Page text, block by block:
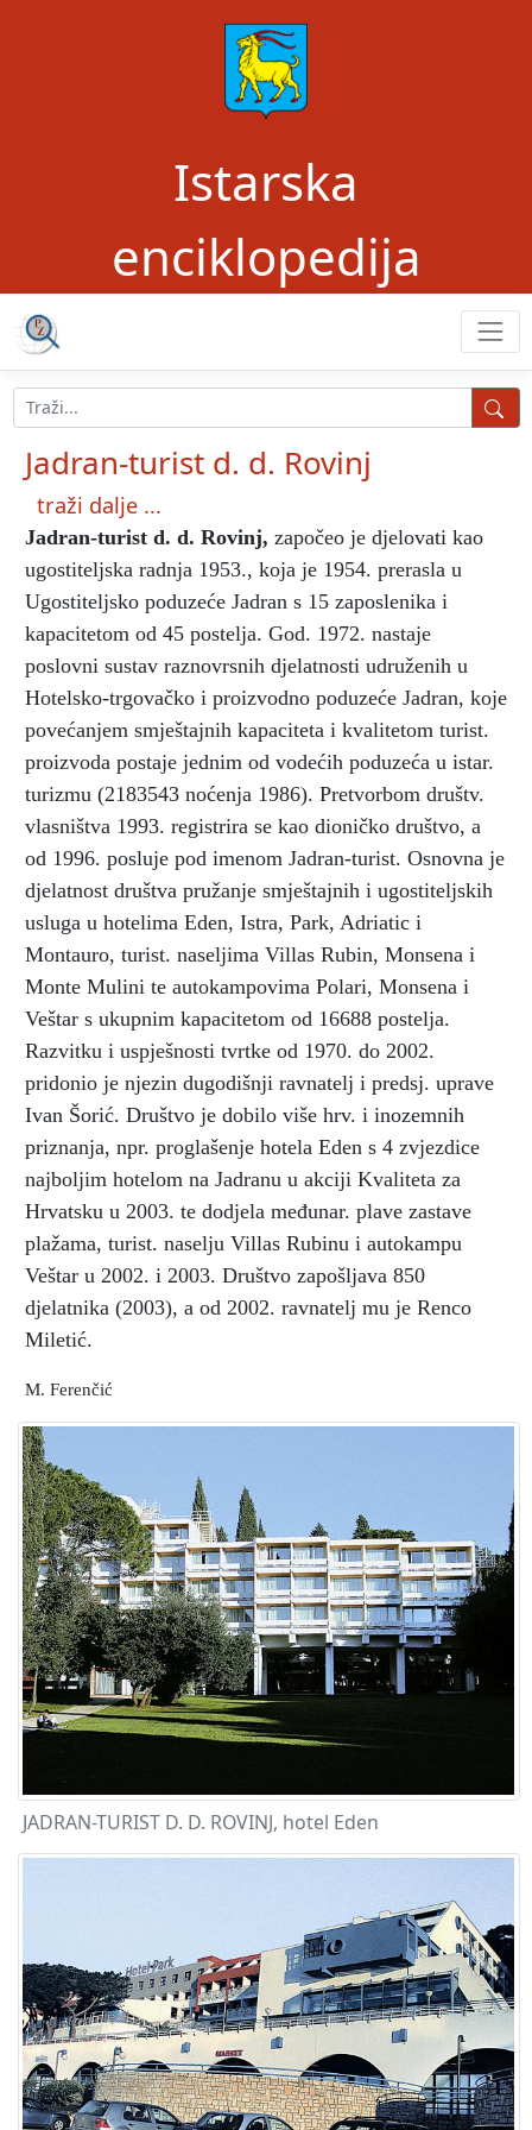
Istarska
enciklopedija
Jadran-turist d. d. Rovinj
traži dalje ...
Jadran-turist d. d. Rovinj, započeo je djelovati kao
ugostiteljska radnja 1953., koja je 1954. prerasla u
Ugostiteljsko poduzeće Jadran s 15 zaposlenika i
kapacitetom od 45 postelja. God. 1972. nastaje
poslovni sustav raznovrsnih djelatnosti udruženih u
Hotelsko-trgovačko i proizvodno poduzeće Jadran, koje
povećanjem smještajnih kapaciteta i kvalitetom turist.
proizvoda postaje jednim od vodećih poduzeća u istar.
turizmu (2183543 noćenja 1986). Pretvorbom društv.
vlasništva 1993. registrira se kao dioničko društvo, a
od 1996. posluje pod imenom Jadran-turist. Osnovna je
djelatnost društva pružanje smještajnih i ugostiteljskih
usluga u hotelima Eden, Istra, Park, Adriatic i
Montauro, turist. naseljima Villas Rubin, Monsena i
Monte Mulini te autokampovima Polari, Monsena i
Veštar s ukupnim kapacitetom od 16688 postelja.
Razvitku i uspješnosti tvrtke od 1970. do 2002.
pridonio je njezin dugodišnji ravnatelj i predsj. uprave
Ivan Šorić. Društvo je dobilo više hrv. i inozemnih
priznanja, npr. proglašenje hotela Eden s 4 zvjezdice
najboljim hotelom na Jadranu u akciji Kvaliteta za
Hrvatsku u 2003. te dodjela međunar. plave zastave
plažama, turist. naselju Villas Rubinu i autokampu
Veštar u 2002. i 2003. Društvo zapošljava 850
djelatnika (2003), a od 2002. ravnatelj mu je Renco
Miletić.
M. Ferenčić
JADRAN-TURIST D. D. ROVINJ, hotel Eden